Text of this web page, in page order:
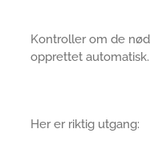
Kontroller om de
opprettet automatisk.
Her er riktig utgang: